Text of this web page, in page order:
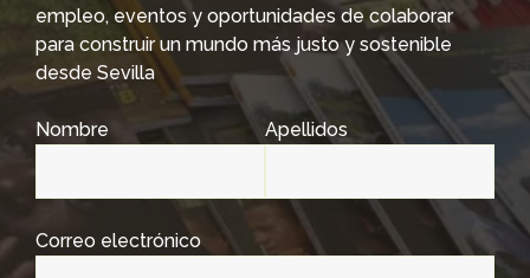
empleo, eventos y oportunidades de colaborar
para construir un mundo más justo y sostenible
desde Sevilla
Nombre Apellidos
Correo electrónico